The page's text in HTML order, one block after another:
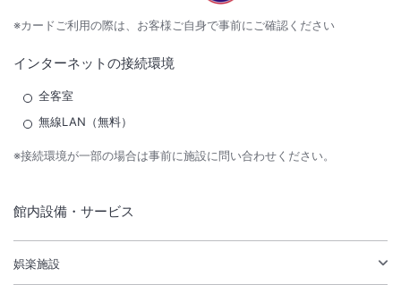
※カードご利用の際は、お客様ご自身で事前にご確認ください
インターネットの接続環境
全客室
無線LAN（無料）
※接続環境が一部の場合は事前に施設に問い合わせください。
館内設備・サービス
娯楽施設